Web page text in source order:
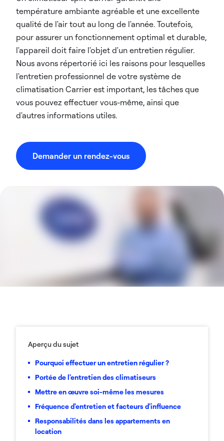
température ambiante agréable et une excellente
qualité de l'air tout au long de l'année. Toutefois,
pour assurer un fonctionnement optimal et durable,
l'appareil doit faire l'objet d'un entretien régulier.
Nous avons répertorié ici les raisons pour lesquelles
l'entretien professionnel de votre système de
climatisation Carrier est important, les tâches que
vous pouvez effectuer vous-même, ainsi que
d'autres informations utiles.
Demander un rendez-vous
Aperçu du sujet
Pourquoi effectuer un entretien régulier ?
Portée de l'entretien des climatiseurs
Mettre en œuvre soi-même les mesures
Fréquence d'entretien et facteurs d'influence
Responsabilités dans les appartements en
location